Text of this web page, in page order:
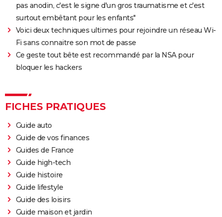
pas anodin, c'est le signe d'un gros traumatisme et c'est
surtout embêtant pour les enfants"
Voici deux techniques ultimes pour rejoindre un réseau Wi-
Fi sans connaitre son mot de passe
Ce geste tout bête est recommandé par la NSA pour
bloquer les hackers
FICHES PRATIQUES
Guide auto
Guide de vos finances
Guides de France
Guide high-tech
Guide histoire
Guide lifestyle
Guide des loisirs
Guide maison et jardin